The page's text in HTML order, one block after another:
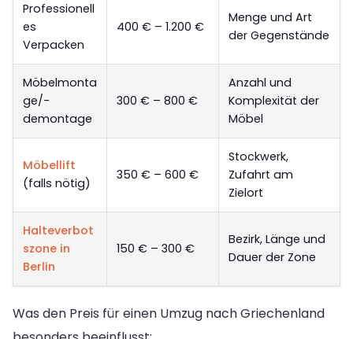
Professionell
es
Verpacken
400 € – 1.200 €
Menge und Art
der Gegenstände
Möbelmonta
ge/-
demontage
300 € – 800 €
Anzahl und
Komplexität der
Möbel
Möbellift
(falls nötig)
350 € – 600 €
Stockwerk,
Zufahrt am
Zielort
Halteverbot
szone in
Berlin
150 € – 300 €
Bezirk, Länge und
Dauer der Zone
Was den Preis für einen Umzug nach Griechenland